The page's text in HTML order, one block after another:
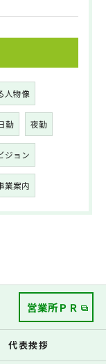
人物像
勤 夜勤
ジョン
業案内
営業所ＰＲ
代表挨拶